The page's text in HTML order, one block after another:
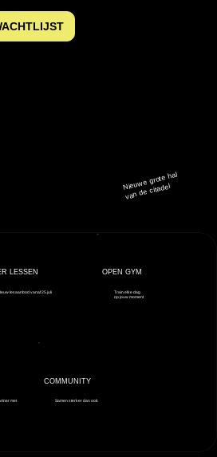
Nieuwe grote hal
van de citadel
lesaanbod vanaf 25 juli
LESSEN
Train elke dag
op jouw moment
OPEN GYM
met
Samen sterker dan ooit.
COMMUNITY